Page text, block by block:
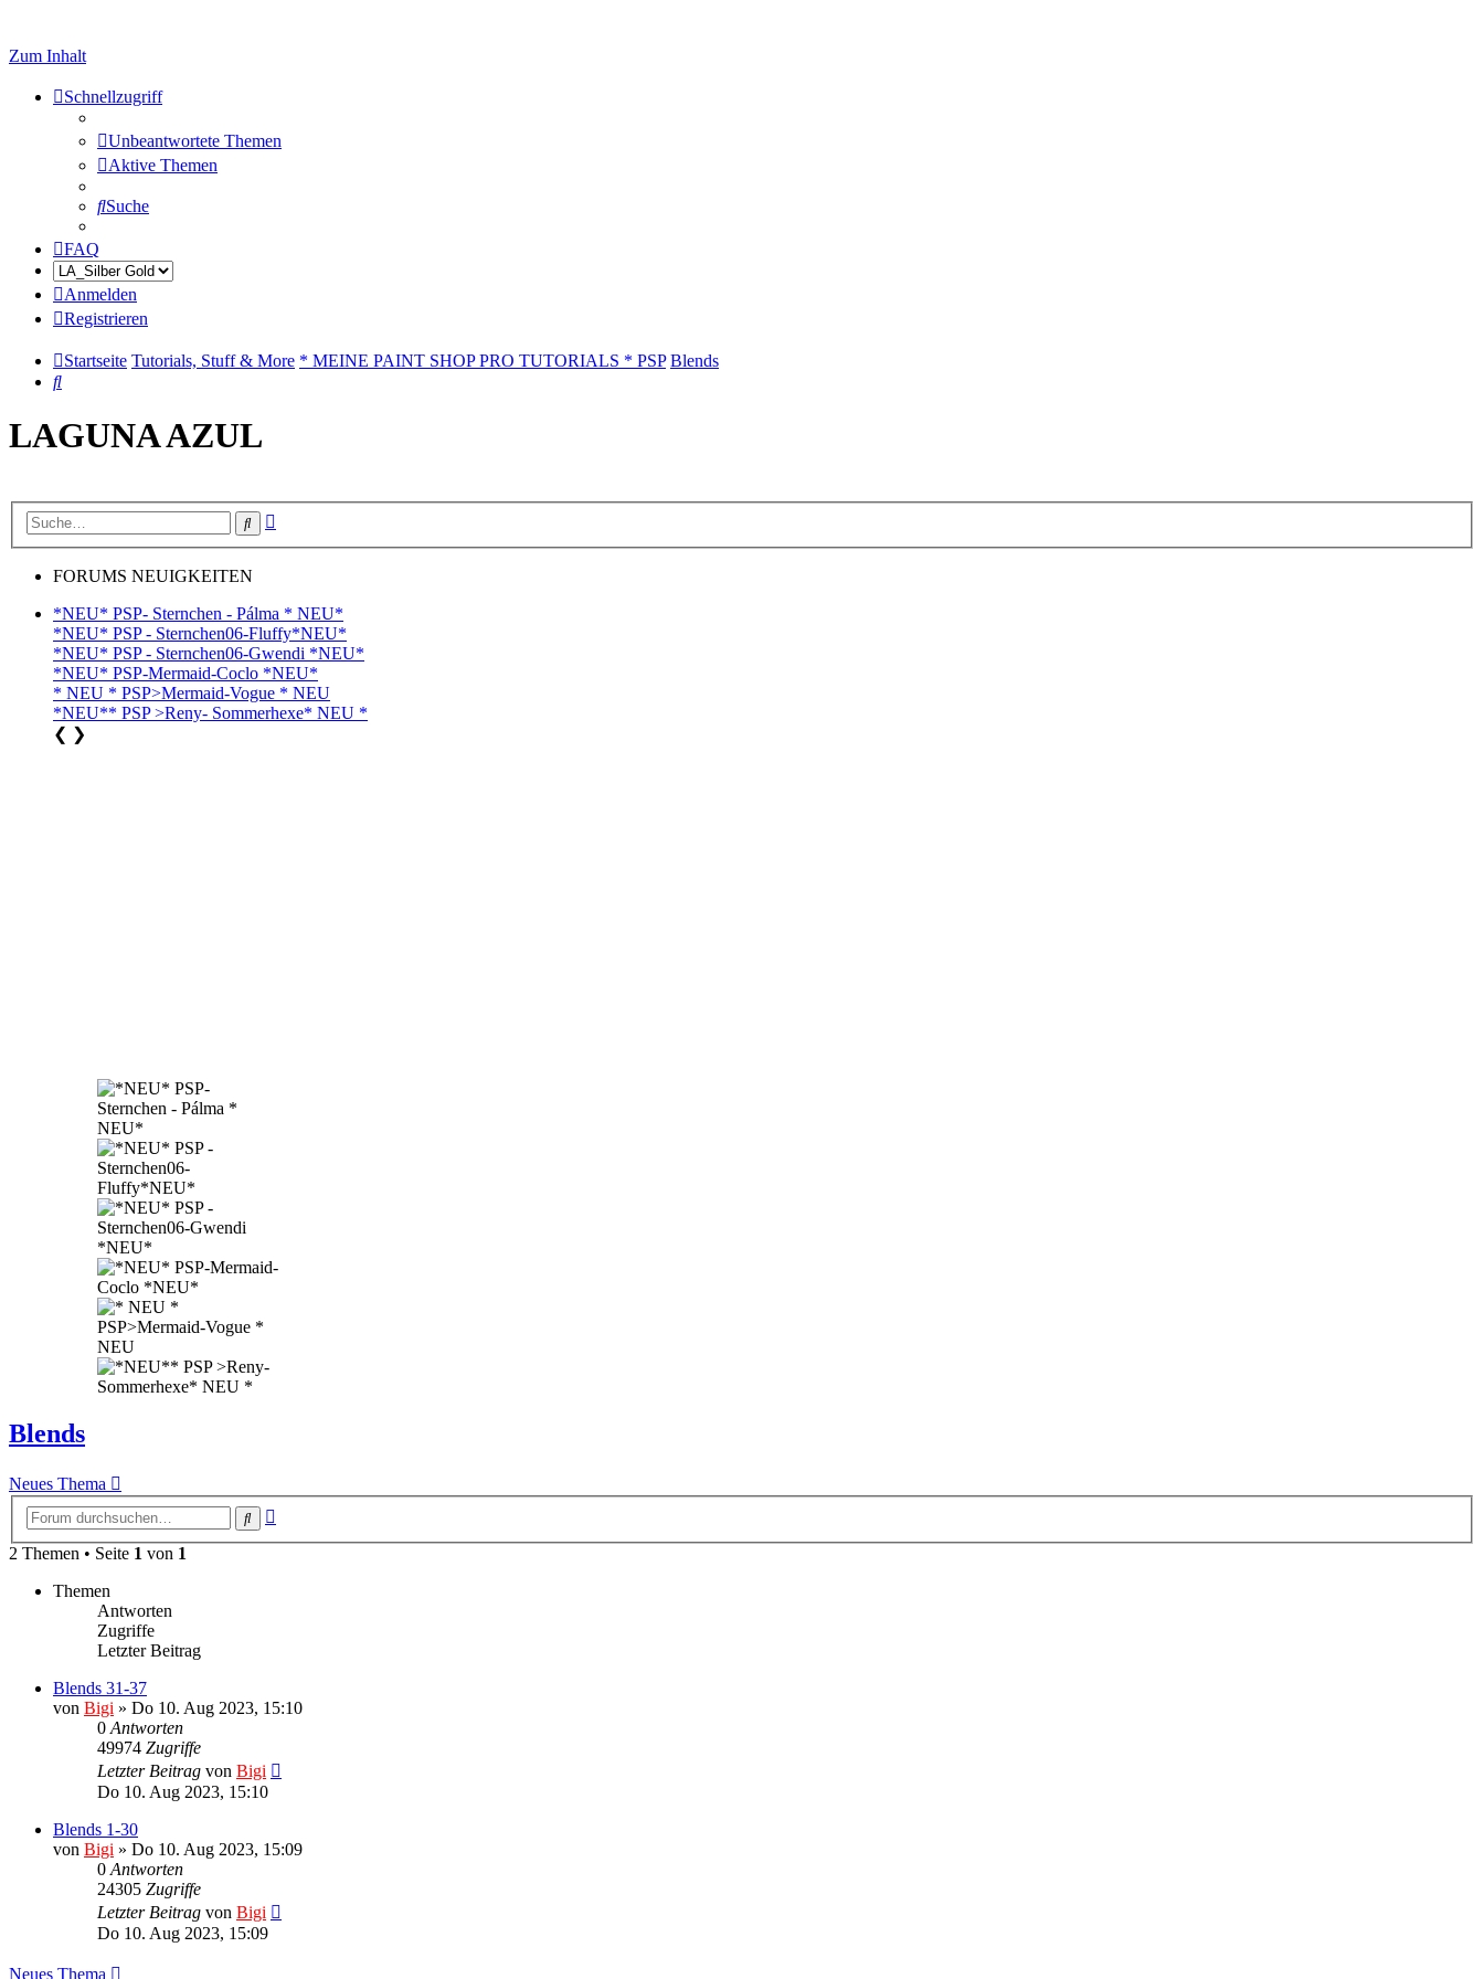
Zum Inhalt
Schnellzugriff
Unbeantwortete Themen
Aktive Themen
Suche
FAQ
Anmelden
Registrieren
Startseite Tutorials, Stuff & More * MEINE PAINT SHOP PRO TUTORIALS * PSP Blends
Suche
LAGUNA AZUL
Suche
FORUMS NEUIGKEITEN
*NEU* PSP- Sternchen - Pálma * NEU*
*NEU* PSP - Sternchen06-Fluffy*NEU*
*NEU* PSP - Sternchen06-Gwendi *NEU*
*NEU* PSP-Mermaid-Coclo *NEU*
* NEU * PSP>Mermaid-Vogue * NEU
*NEU** PSP >Reny- Sommerhexe* NEU *
❮ ❯
Blends
Neues Thema
Suche
2 Themen • Seite 1 von 1
Themen
Antworten
Zugriffe
Letzter Beitrag
Blends 31-37
von Bigi » Do 10. Aug 2023, 15:10
0 Antworten
49974 Zugriffe
Letzter Beitrag von Bigi
Do 10. Aug 2023, 15:10
Blends 1-30
von Bigi » Do 10. Aug 2023, 15:09
0 Antworten
24305 Zugriffe
Letzter Beitrag von Bigi
Do 10. Aug 2023, 15:09
Neues Thema